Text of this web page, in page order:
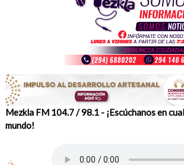
Mezkla FM 104.7 / 98.1 - ¡Escúchanos en
mundo!